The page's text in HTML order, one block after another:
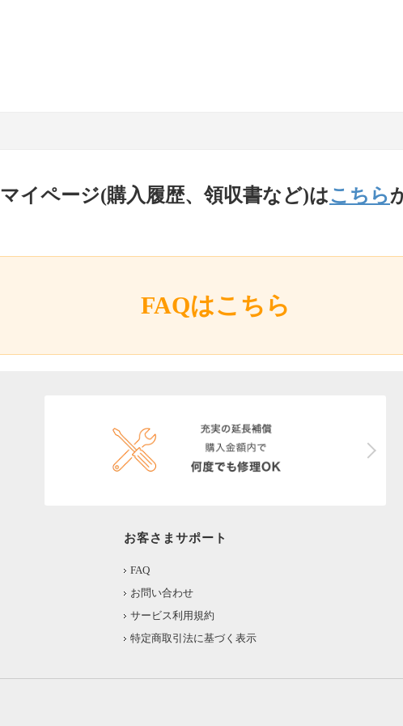
マイページ(購入履歴、領収書など)はこちら
FAQはこちら
お客さまサポート
FAQ
お問い合わせ
サービス利用規約
特定商取引法に基づく表示